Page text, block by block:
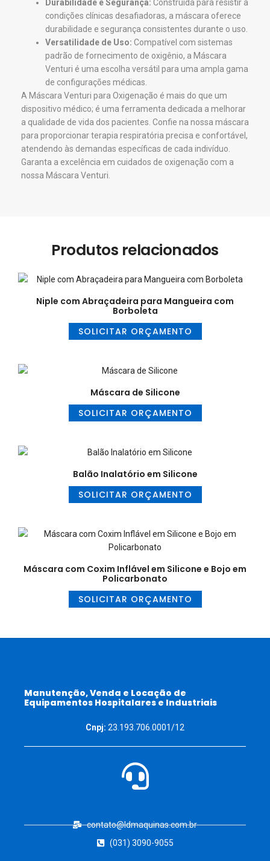
Durabilidade e Segurança: Construída para resistir a
condições clínicas desafiadoras, a máscara oferece
durabilidade e segurança consistentes durante o uso.
Versatilidade de Uso: Compatível com sistemas
padrão de fornecimento de oxigênio, a Máscara
Venturi é uma escolha versátil para uma ampla gama
de configurações médicas.
A Máscara Venturi para Oxigenação é mais do que um
dispositivo médico; é uma ferramenta dedicada a melhorar
a qualidade de vida dos pacientes. Confie na nossa máscara
para proporcionar terapia respiratória precisa e confortável,
atendendo às demandas específicas de cada indivíduo.
Garanta a excelência em cuidados de oxigenação com a
nossa Máscara Venturi.
Produtos relacionados
Niple com Abraçadeira para Mangueira com
Borboleta
SOLICITAR ORÇAMENTO
Máscara de Silicone
SOLICITAR ORÇAMENTO
Balão Inalatório em Silicone
SOLICITAR ORÇAMENTO
Máscara com Coxim Inflável em Silicone e Bojo em
Policarbonato
SOLICITAR ORÇAMENTO
Manutenção, Venda e Locação de
Equipamentos Hospitalares e Industriais
Cnpj: 23.193.706.0001/12
contato@ldmaquinas.com.br
(031) 3090-9055